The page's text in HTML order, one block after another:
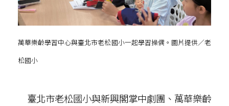
萬華樂齡學習中心與臺北市老松國小一起學習操偶。圖片提供／老
松國小
臺北市老松國小與新興閣掌中劇團、萬華樂齡